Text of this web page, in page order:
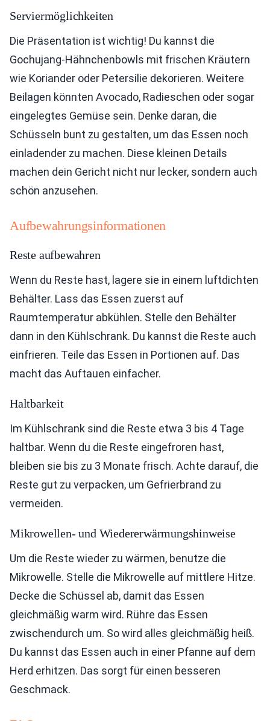
Serviermöglichkeiten
Die Präsentation ist wichtig! Du kannst die
Gochujang-Hähnchenbowls mit frischen Kräutern
wie Koriander oder Petersilie dekorieren. Weitere
Beilagen könnten Avocado, Radieschen oder sogar
eingelegtes Gemüse sein. Denke daran, die
Schüsseln bunt zu gestalten, um das Essen noch
einladender zu machen. Diese kleinen Details
machen dein Gericht nicht nur lecker, sondern auch
schön anzusehen.
Aufbewahrungsinformationen
Reste aufbewahren
Wenn du Reste hast, lagere sie in einem luftdichten
Behälter. Lass das Essen zuerst auf
Raumtemperatur abkühlen. Stelle den Behälter
dann in den Kühlschrank. Du kannst die Reste auch
einfrieren. Teile das Essen in Portionen auf. Das
macht das Auftauen einfacher.
Haltbarkeit
Im Kühlschrank sind die Reste etwa 3 bis 4 Tage
haltbar. Wenn du die Reste eingefroren hast,
bleiben sie bis zu 3 Monate frisch. Achte darauf, die
Reste gut zu verpacken, um Gefrierbrand zu
vermeiden.
Mikrowellen- und Wiedererwärmungshinweise
Um die Reste wieder zu wärmen, benutze die
Mikrowelle. Stelle die Mikrowelle auf mittlere Hitze.
Decke die Schüssel ab, damit das Essen
gleichmäßig warm wird. Rühre das Essen
zwischendurch um. So wird alles gleichmäßig heiß.
Du kannst das Essen auch in einer Pfanne auf dem
Herd erhitzen. Das sorgt für einen besseren
Geschmack.